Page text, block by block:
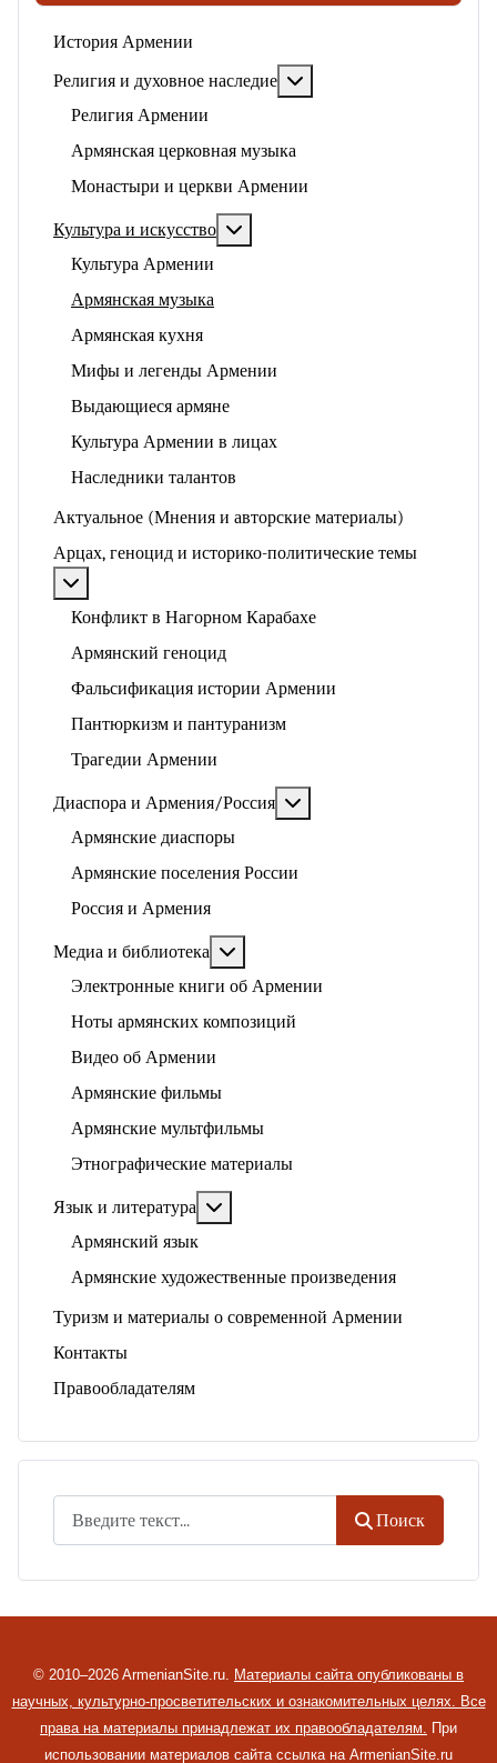
История Армении
Религия и духовное наследие
Религия Армении
Армянская церковная музыка
Монастыри и церкви Армении
Культура и искусство
Культура Армении
Армянская музыка
Армянская кухня
Мифы и легенды Армении
Выдающиеся армяне
Культура Армении в лицах
Наследники талантов
Актуальное (Мнения и авторские материалы)
Арцах, геноцид и историко-политические темы
Конфликт в Нагорном Карабахе
Армянский геноцид
Фальсификация истории Армении
Пантюркизм и пантуранизм
Трагедии Армении
Диаспора и Армения/Россия
Армянские диаспоры
Армянские поселения России
Россия и Армения
Медиа и библиотека
Электронные книги об Армении
Ноты армянских композиций
Видео об Армении
Армянские фильмы
Армянские мультфильмы
Этнографические материалы
Язык и литература
Армянский язык
Армянские художественные произведения
Туризм и материалы о современной Армении
Контакты
Правообладателям
Поиск
© 2010–2026 ArmenianSite.ru. Материалы сайта опубликованы в
научных, культурно-просветительских и ознакомительных целях. Все
права на материалы принадлежат их правообладателям. При
использовании материалов сайта ссылка на ArmenianSite.ru